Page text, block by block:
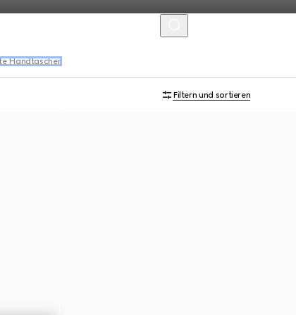
Handtaschen
Filtern und sortieren